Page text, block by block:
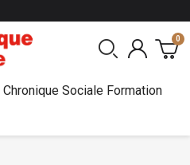
Chronique Sociale Formation